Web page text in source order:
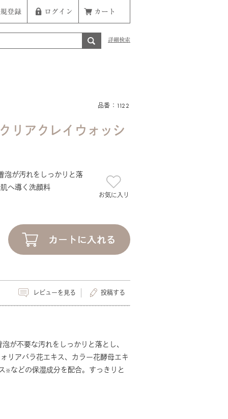
登録 ログイン カート
詳細検索
品番：1122
リアクレイウォッシ
泡が汚れをしっかりと落
へ導く洗顔料
お気に入り
レビューを見る 投稿する
が不要な汚れをしっかりと落とし、
リアバラ花エキス、カラー花酵母エキ
※などの保湿成分を配合。すっきりと